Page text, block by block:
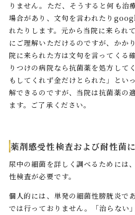
りません。ただ、そうすると何も治
場合があり、文句を言われたり
れたりします。元から当院に来られ
にご理解いただけるのですが、かか
院に来られた方は文句を言ってくる
りつけの病院なら抗菌薬を処方して
もしてくれず金だけとられた」とい
解できるのですが、当院は抗菌薬の
ます。ご了承ください。
薬剤感受性検査および耐性菌
尿中の細菌を詳しく調べるためには
性検査が必要です。
個人的には、単発の細菌性膀胱炎で
では行っておりません。「治らない